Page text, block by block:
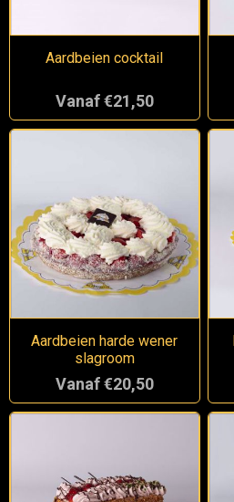
Aardbeien cocktail
Vanaf €21,50
Aardbeien harde wener
slagroom
Vanaf €20,50